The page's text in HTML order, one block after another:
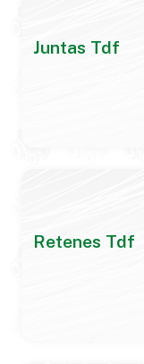
Juntas Tdf
Retenes Tdf